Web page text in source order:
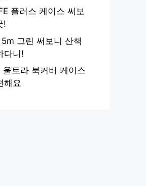
플러스 케이스 써보
!
그린 써보니 산책
다니!
울트라 북커버 케이스
해요